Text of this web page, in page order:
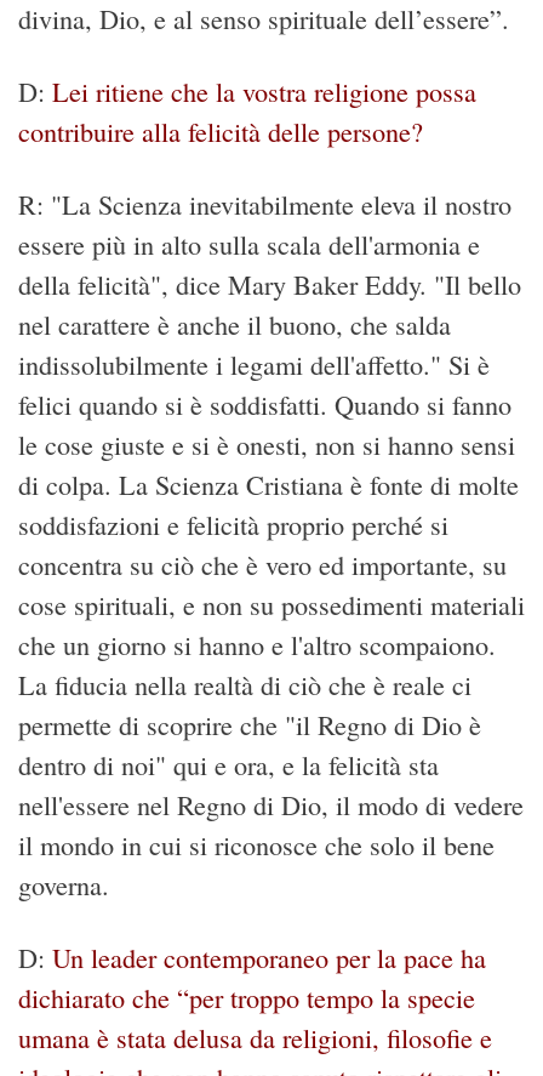
divina, Dio, e al senso spirituale dell’essere”.
D: Lei ritiene che la vostra religione possa
contribuire alla felicità delle persone?
R: "La Scienza inevitabilmente eleva il nostro
essere più in alto sulla scala dell'armonia e
della felicità", dice Mary Baker Eddy. "Il bello
nel carattere è anche il buono, che salda
indissolubilmente i legami dell'affetto." Si è
felici quando si è soddisfatti. Quando si fanno
le cose giuste e si è onesti, non si hanno sensi
di colpa. La Scienza Cristiana è fonte di molte
soddisfazioni e felicità proprio perché si
concentra su ciò che è vero ed importante, su
cose spirituali, e non su possedimenti materiali
che un giorno si hanno e l'altro scompaiono.
La fiducia nella realtà di ciò che è reale ci
permette di scoprire che "il Regno di Dio è
dentro di noi" qui e ora, e la felicità sta
nell'essere nel Regno di Dio, il modo di vedere
il mondo in cui si riconosce che solo il bene
governa.
D: Un leader contemporaneo per la pace ha
dichiarato che “per troppo tempo la specie
umana è stata delusa da religioni, filosofie e